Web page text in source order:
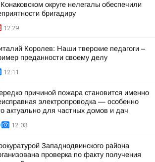
округе нелегалы обеспечили
бригадиру
12:29
Королев: Наши тверские педагоги –
преданности своему делу
12:11
причиной пожара становится именно
электропроводка — особенно
актуально для частных домов и дач
12:03
Западнодвинского района
проверка по факту получения